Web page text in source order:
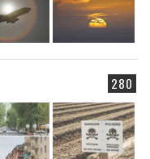
280